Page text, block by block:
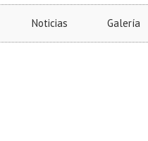
Noticias Galería